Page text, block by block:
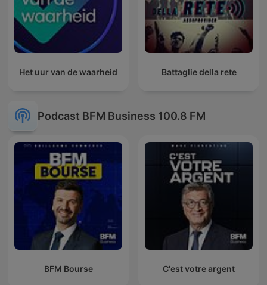
Het uur van de waarheid Battaglie della rete
Podcast BFM Business 100.8 FM
BFM Bourse C'est votre argent